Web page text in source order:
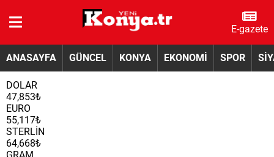
E-gazete
ANASAYFA GÜNCEL KONYA EKONOMİ SPOR
DOLAR
47,853₺
EURO
55,117₺
STERLİN
64,668₺